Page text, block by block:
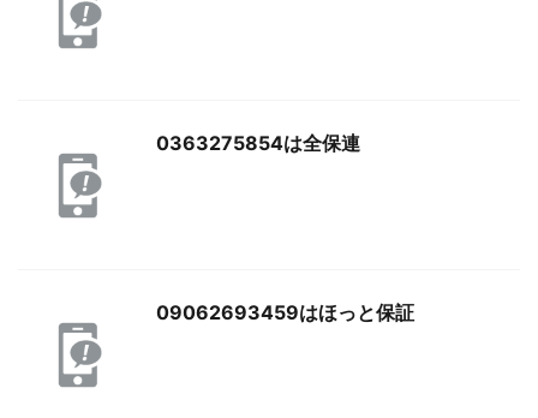
0363275854は全保連
09062693459はほっと保証